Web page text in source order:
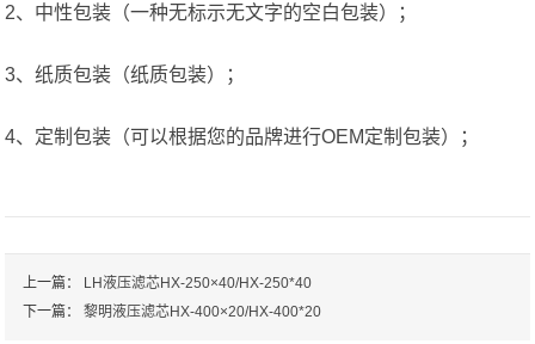
2、中性包装（一种无标示无文字的空白包装）；
3、纸质包装（纸质包装）；
4、定制包装（可以根据您的品牌进行OEM定制包装）；
上一篇：
LH液压滤芯HX-250×40/HX-250*40
下一篇：黎明液压滤芯HX-400×20/HX-400*20